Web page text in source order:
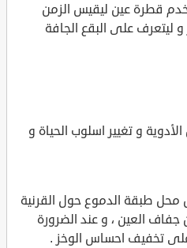
قطرة عين ليقيس الزمن
ليتعرف على البقع الجافة
و تغيير اسلوب الحياة و
محل طبقة الدموع حول القرنية
العين ، و عند الضرورة
تخفيف احساس الوخز .